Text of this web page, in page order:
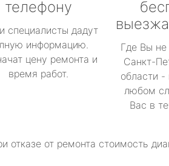
телефону
специалисты дадут
информацию.
цену ремонта и
время работ.
Где Вы не
Санкт-
области
любом
Вас в
отказе от ремонта стоимость